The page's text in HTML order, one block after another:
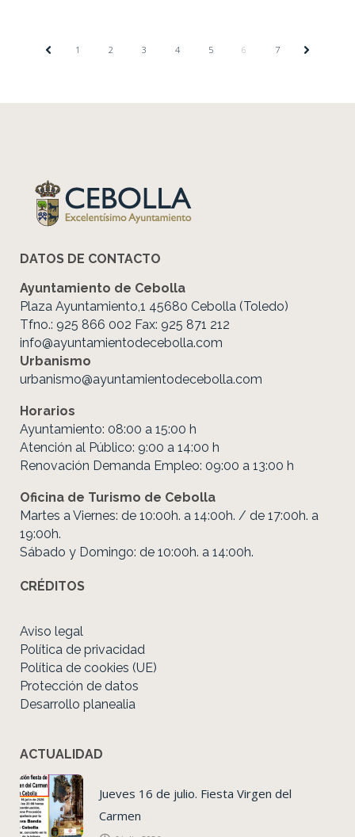
1 2 3 4 5 6 7 NEXT
DATOS DE CONTACTO
Ayuntamiento de Cebolla
Plaza Ayuntamiento,1 45680 Cebolla (Toledo)
Tfno.: 925 866 002 Fax: 925 871 212
info@ayuntamientodecebolla.com
Urbanismo
urbanismo@ayuntamientodecebolla.com
Horarios
Ayuntamiento: 08:00 a 15:00 h
Atención al Público: 9:00 a 14:00 h
Renovación Demanda Empleo: 09:00 a 13:00 h
Oficina de Turismo de Cebolla
Martes a Viernes: de 10:00h. a 14:00h. / de 17:00h. a
19:00h.
Sábado y Domingo: de 10:00h. a 14:00h.
CRÉDITOS
Aviso legal
Política de privacidad
Política de cookies (UE)
Protección de datos
Desarrollo planealia
ACTUALIDAD
Jueves 16 de julio. Fiesta Virgen del
Carmen